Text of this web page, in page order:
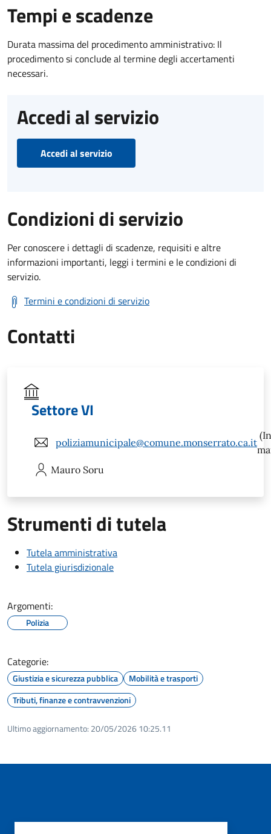
Tempi e scadenze
Durata massima del procedimento amministrativo: Il
procedimento si conclude al termine degli accertamenti
necessari.
Accedi al servizio
Accedi al servizio
Condizioni di servizio
Per conoscere i dettagli di scadenze, requisiti e altre
informazioni importanti, leggi i termini e le condizioni di
servizio.
Termini e condizioni di servizio
Contatti
Settore VI
poliziamunicipale@comune.monserrato.ca.it
Mauro Soru
Strumenti di tutela
Tutela amministrativa
Tutela giurisdizionale
Argomenti:
Polizia
Categorie:
Giustizia e sicurezza pubblica
Mobilità e trasporti
Tributi, finanze e contravvenzioni
Ultimo aggiornamento: 20/05/2026 10:25.11